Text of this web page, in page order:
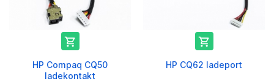

HP Compaq CQ50
ladekontakt

HP CQ62 ladeport